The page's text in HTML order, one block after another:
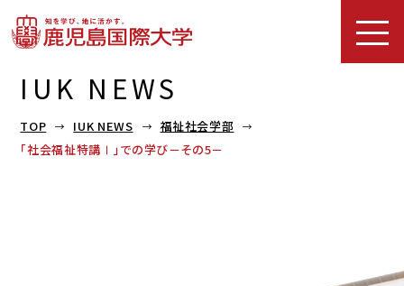
IUK NEWS
TOP IUK NEWS
福祉社会学部
「社会福祉特講Ⅰ」での学び－その5－